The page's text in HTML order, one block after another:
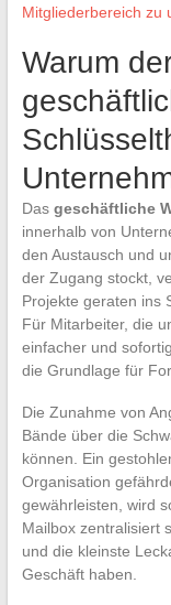
Mitgliederbereich zu
Warum
Das geschäftliche
innerhalb von
den Austausch und
der Zugang stockt,
Projekte geraten ins
Für Mitarbeiter, die
einfacher und
die Grundlage für
Die Zunahme von
Bände über die
können. Ein
Organisation
gewährleisten, wird
Mailbox zentralisiert
und die kleinste
Geschäft haben.